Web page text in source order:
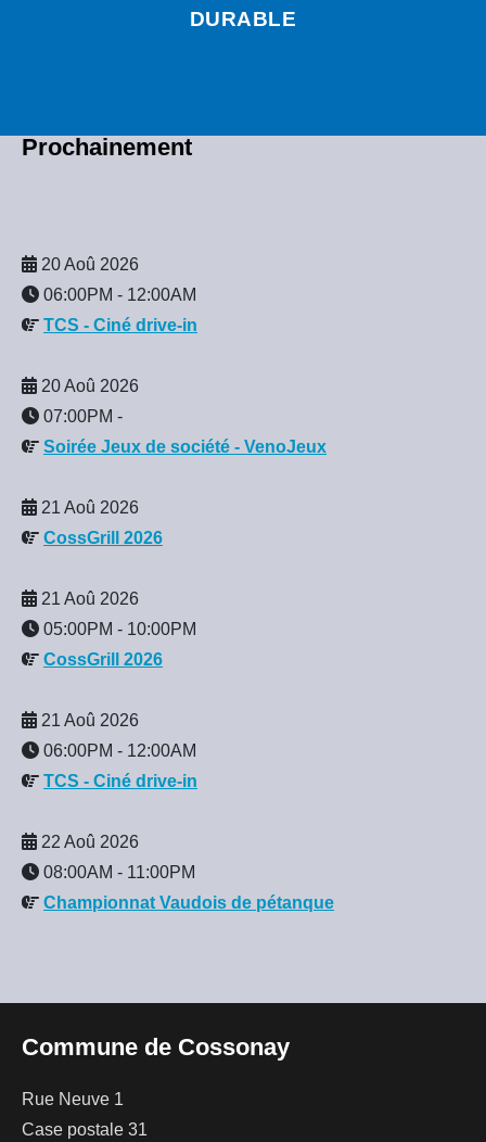
DURABLE
Prochainement
20 Aoû 2026
06:00PM - 12:00AM
TCS - Ciné drive-in
20 Aoû 2026
07:00PM -
Soirée Jeux de société - VenoJeux
21 Aoû 2026
CossGrill 2026
21 Aoû 2026
05:00PM - 10:00PM
CossGrill 2026
21 Aoû 2026
06:00PM - 12:00AM
TCS - Ciné drive-in
22 Aoû 2026
08:00AM - 11:00PM
Championnat Vaudois de pétanque
Commune de Cossonay
Rue Neuve 1
Case postale 31